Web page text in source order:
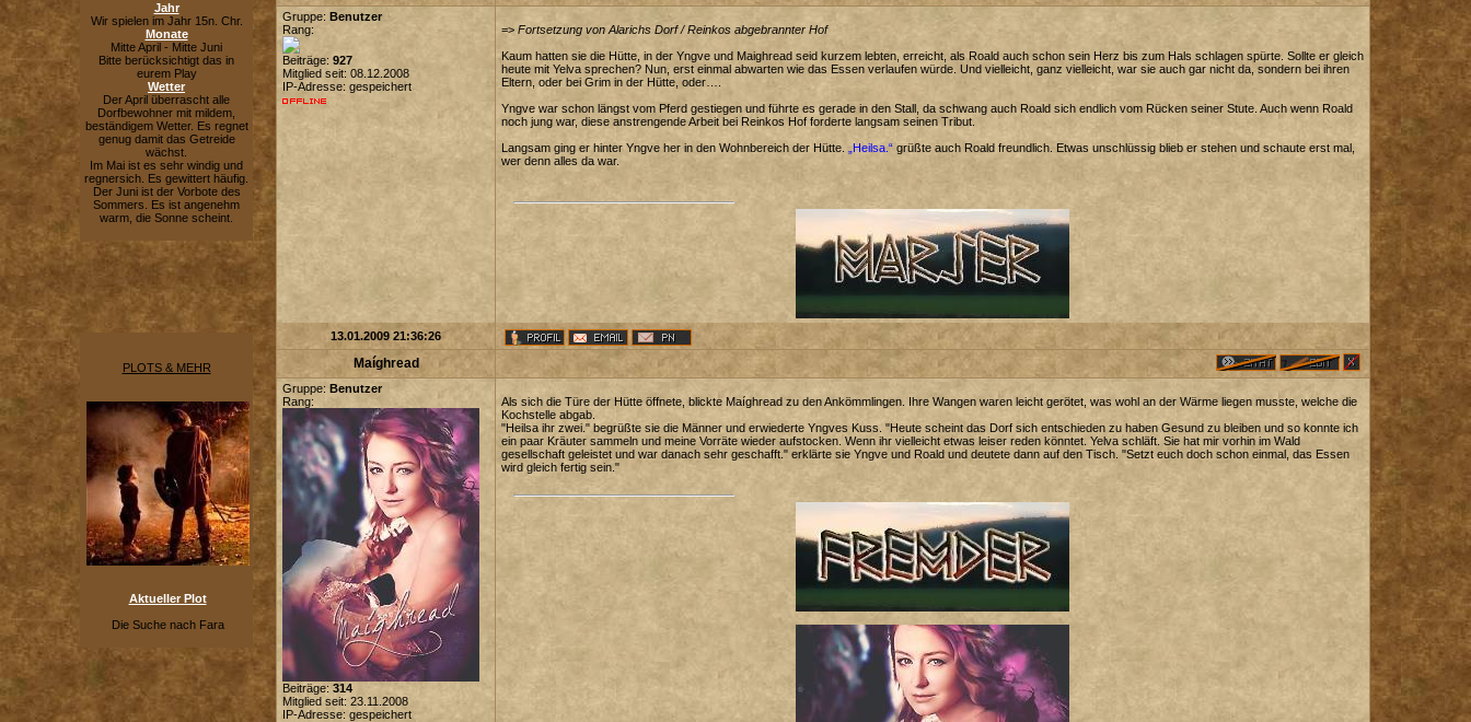
Jahr
Wir spielen im Jahr 15n. Chr.
Monate
Mitte April - Mitte Juni
Bitte berücksichtigt das in
eurem Play
Wetter
Der April überrascht alle
Dorfbewohner mit mildem,
beständigem Wetter. Es regnet
genug damit das Getreide
wächst.
Im Mai ist es sehr windig und
regnersich. Es gewittert häufig.
Der Juni ist der Vorbote des
Sommers. Es ist angenehm
warm, die Sonne scheint.
PLOTS & MEHR
Aktueller Plot
Die Suche nach Fara
Gruppe: Benutzer
Rang:
Beiträge: 927
Mitglied seit: 08.12.2008
IP-Adresse: gespeichert
=> Fortsetzung von Alarichs Dorf / Reinkos abgebrannter Hof
Kaum hatten sie die Hütte, in der Yngve und Maighread seid kurzem lebten, erreicht, als Roald auch schon sein Herz bis zum Hals schlagen spürte. Sollte er gleich
heute mit Yelva sprechen? Nun, erst einmal abwarten wie das Essen verlaufen würde. Und vielleicht, ganz vielleicht, war sie auch gar nicht da, sondern bei ihren
Eltern, oder bei Grim in der Hütte, oder….
Yngve war schon längst vom Pferd gestiegen und führte es gerade in den Stall, da schwang auch Roald sich endlich vom Rücken seiner Stute. Auch wenn Roald
noch jung war, diese anstrengende Arbeit bei Reinkos Hof forderte langsam seinen Tribut.
Langsam ging er hinter Yngve her in den Wohnbereich der Hütte.
„Heilsa.“ grüßte auch Roald freundlich. Etwas unschlüssig blieb er stehen und schaute erst mal,
wer denn alles da war.
13.01.2009 21:36:26
Maíghread
Gruppe: Benutzer
Rang:
Beiträge: 314
Mitglied seit: 23.11.2008
IP-Adresse: gespeichert
Als sich die Türe der Hütte öffnete, blickte Maíghread zu den Ankömmlingen. Ihre Wangen waren leicht gerötet, was wohl an der Wärme liegen musste, welche die
Kochstelle abgab.
"Heilsa ihr zwei." begrüßte sie die Männer und erwiederte Yngves Kuss. "Heute scheint das Dorf sich entschieden zu haben Gesund zu bleiben und so konnte ich
ein paar Kräuter sammeln und meine Vorräte wieder aufstocken. Wenn ihr vielleicht etwas leiser reden könntet. Yelva schläft. Sie hat mir vorhin im Wald
gesellschaft geleistet und war danach sehr geschafft." erklärte sie Yngve und Roald und deutete dann auf den Tisch. "Setzt euch doch schon einmal, das Essen
wird gleich fertig sein."